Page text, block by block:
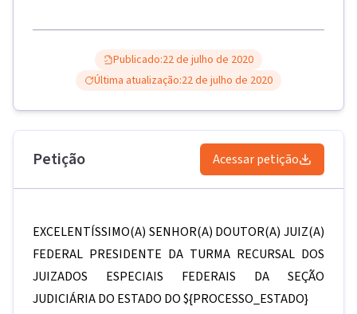
Publicado:22 de julho de 2020
Última atualização:22 de julho de 2020
Petição Acessar petição
EXCELENTÍSSIMO(A) SENHOR(A) DOUTOR(A) JUIZ(A)
FEDERAL PRESIDENTE DA TURMA RECURSAL DOS
JUIZADOS ESPECIAIS FEDERAIS DA SEÇÃO
JUDICIÁRIA DO ESTADO DO${PROCESSO_ESTADO}